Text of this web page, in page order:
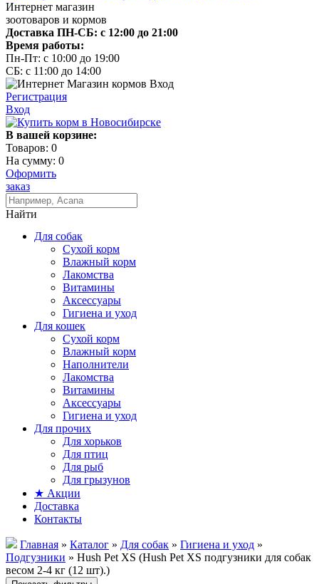
Интернет магазин
зоотоваров и кормов
Доставка ПН-СБ: с 12:00 до 21:00
Время работы:
Пн-Пт: с 10:00 до 19:00
СБ: с 11:00 до 14:00
Регистрация
Вход
В вашей корзине:
Товаров: 0
На сумму: 0
Оформить
заказ
Найти
Для собак
Сухой корм
Влажный корм
Лакомства
Витамины
Аксессуары
Гигиена и уход
Для кошек
Сухой корм
Влажный корм
Наполнители
Лакомства
Витамины
Аксессуары
Гигиена и уход
Для прочих
Для хорьков
Для птиц
Для рыб
Для грызунов
★ Акции
Доставка
Контакты
Главная » Каталог » Для собак » Гигиена и уход »
Подгузники » Hush Pet XS (Hush Pet XS подгузники для собак
весом 2-4 кг (12 шт).)